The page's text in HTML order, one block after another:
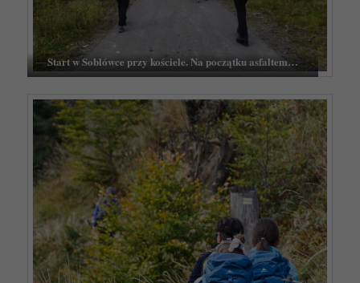
Start w Soblówce przy kościele. Na początku asfaltem…